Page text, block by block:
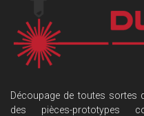
Découpage de toutes sortes
des pièces-prototypes